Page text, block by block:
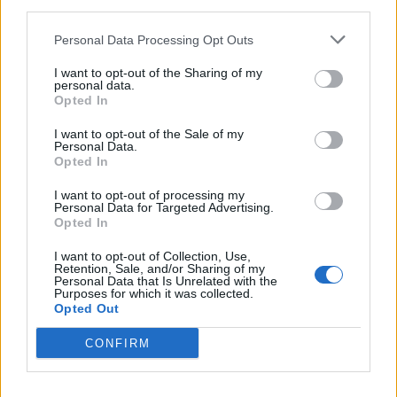
Personal Data Processing Opt Outs
I want to opt-out of the Sharing of my
personal data.
Opted In
I want to opt-out of the Sale of my
Personal Data.
Opted In
I want to opt-out of processing my
Personal Data for Targeted Advertising.
Opted In
I want to opt-out of Collection, Use,
Retention, Sale, and/or Sharing of my
Personal Data that Is Unrelated with the
Purposes for which it was collected.
Opted Out
CONFIRM
proprio cassetto digitale dell'imprenditore, procedendo
con il riconoscimento tramite Spid o CNS e consultando
Qui è possibile trovare una serie di informazioni, come
storica o ordinaria e il domicilio digitale della società.
Chi ha la partita Iva deve avere la PEC?
Anche chi ha la partita IVA deve munirsi di una PEC
tranne coloro che operano all'interno di un regime
forfettario e sono esonerati formalmente.